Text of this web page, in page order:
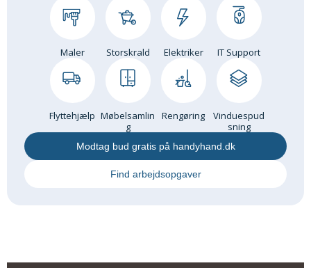
Udskiftning Og Montage
HANDYMAN
Tips Og Tricks
Andet
Båd
GARTNER
Andet
Maler Storskrald Elektriker IT Support
Flyttehjælp Møbelsamlin
g
Rengøring
Vinduespud
sning
Modtag bud gratis på handyhand.dk
Find arbejdsopgaver